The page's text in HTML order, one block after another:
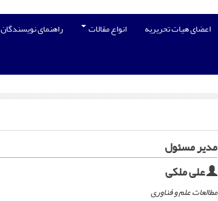
اعضای هیات تحریریه انواع مقالات راهنمای نویسندگان
مدیر مسئول
علی ملکی
مطالعات علم و فناوری